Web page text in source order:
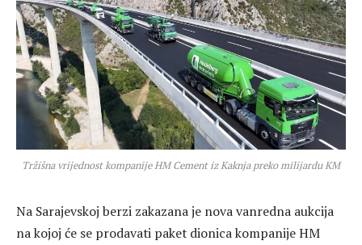
Tržišna vrijednost kompanije HM Cement iz Kaknja preko milijardu KM
Na Sarajevskoj berzi zakazana je nova vanredna aukcija
na kojoj će se prodavati paket dionica kompanije HM